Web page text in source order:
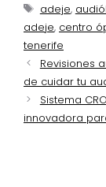
adeje,
adeje, centro
tenerife
Revisiones
de cuidar tu
Sistema
innovadora